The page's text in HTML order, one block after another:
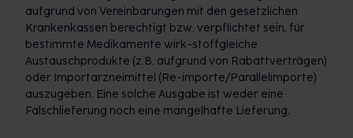
aufgrund von Vereinbarungen mit den gesetzlichen
Krankenkassen berechtigt bzw. verpflichtet sein, für
bestimmte Medikamente wirk-stoffgleiche
Austauschprodukte (z.B. aufgrund von Rabattverträgen)
oder Importarzneimittel (Re-importe/Parallelimporte)
auszugeben. Eine solche Ausgabe ist weder eine
Falschlieferung noch eine mangelhafte Lieferung.